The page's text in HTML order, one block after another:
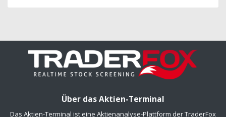
Über das Aktien-Terminal
Das Aktien-Terminal ist eine Aktienanalyse-Plattform der TraderFox